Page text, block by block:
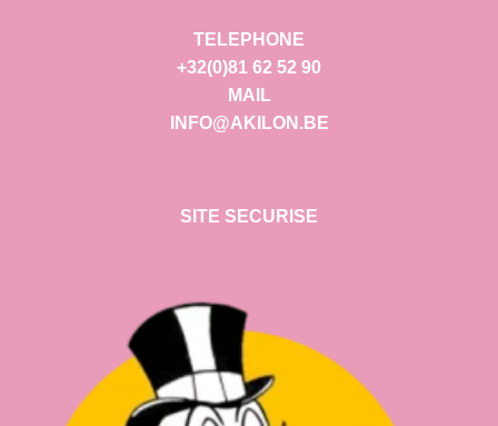
TELEPHONE
+32(0)81 62 52 90
MAIL
INFO@AKILON.BE
SITE SECURISE